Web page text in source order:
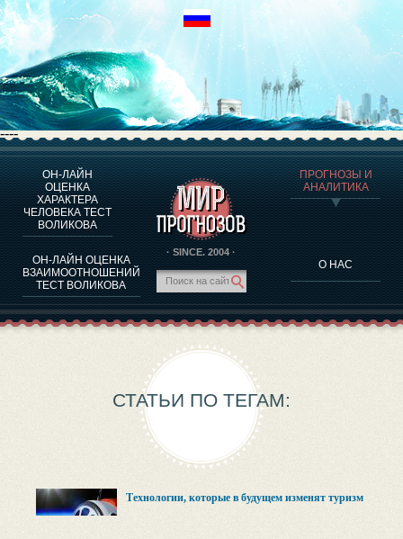
----
ОН-ЛАЙН
ОЦЕНКА
ХАРАКТЕРА
ЧЕЛОВЕКА ТЕСТ
ВОЛИКОВА
ОН-ЛАЙН ОЦЕНКА
ВЗАИМООТНОШЕНИЙ
ТЕСТ ВОЛИКОВА
· SINCE. 2004 ·
ПРОГНОЗЫ И
АНАЛИТИКА
О НАС
О ПРОГРАММЕ
ОЦЕНКА ХАРАКТЕРA ЧЕЛОВЕКА
ОЦЕНКА ХАРАКТЕРА ВЫДАЮЩИХСЯ ЛИЧНОСТЕЙ
О ПРОГРАММЕ
ТЕСТ НА СОВМЕСТИМОСТЬ ВОЛИКОВА
ПРОГНОЗЫ И АНАЛИТИКА
СТАТЬИ ПО ТЕГАМ:
Технологии, которые в будущем изменят туризм